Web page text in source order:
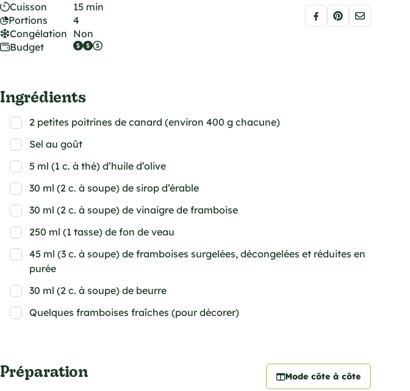
Cuisson
15 min
Portions
4
Congélation Non
Budget
Ingrédients
2 petites poitrines de canard (environ 400 g chacune)
Sel au goût
5 ml (1 c. à thé) d’huile d’olive
30 ml (2 c. à soupe) de sirop d’érable
30 ml (2 c. à soupe) de vinaigre de framboise
250 ml (1 tasse) de fon de veau
45 ml (3 c. à soupe) de framboises surgelées, décongelées et réduites en
purée
30 ml (2 c. à soupe) de beurre
Quelques framboises fraîches (pour décorer)
Préparation Mode côte à côte